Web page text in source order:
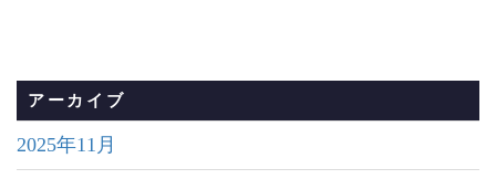
アーカイブ
2025年11月